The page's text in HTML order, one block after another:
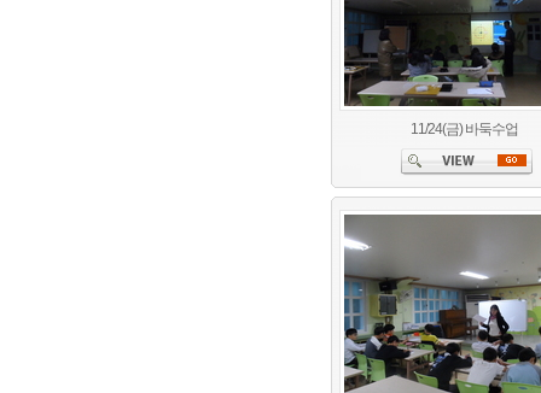
11/24(금) 바둑수업